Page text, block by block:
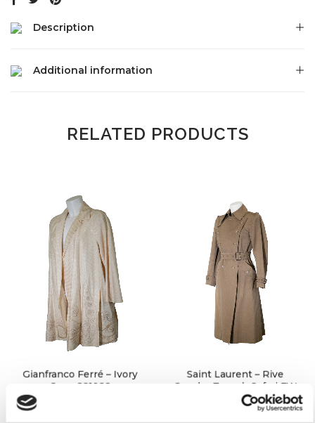
Description
Additional information
RELATED PRODUCTS
Gianfranco Ferré – Ivory
Cape SS1988
Saint Laurent – Rive
Gauche Trench Safari FW
1970/1971